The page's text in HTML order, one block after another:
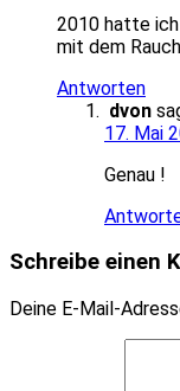
2010 hatte
mit dem
Antworten
dvon
17. Mai
Genau !
Schreibe einen
Deine E-Mail-